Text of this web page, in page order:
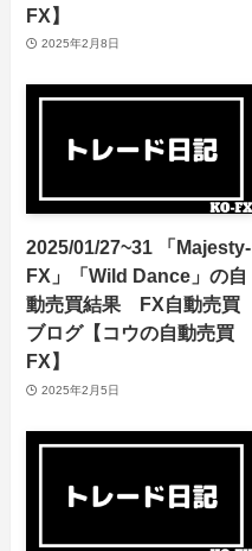
FX】
2025年2月8日
2025/01/27~31 「Majesty-
FX」「Wild Dance」の自
動売買結果 FX自動売買
ブログ【コウの自動売買
FX】
2025年2月5日